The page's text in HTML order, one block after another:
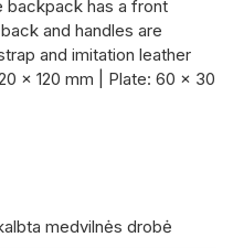
backpack has a front
and handles are
and imitation leather
x 120 mm | Plate: 60 x 30
medvilnės drobė